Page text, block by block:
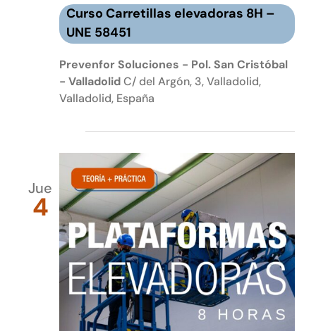
Curso Carretillas elevadoras 8H –
UNE 58451
Prevenfor Soluciones - Pol. San Cristóbal
- ValladolidC/ del Argón, 3, Valladolid,
Valladolid, España
Jue
4